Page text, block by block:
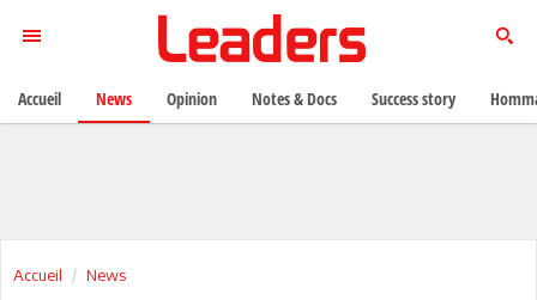
Accueil News
Accueil News Opinion Notes & Docs Success story